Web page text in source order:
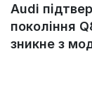
Audi
покоління
зникне з